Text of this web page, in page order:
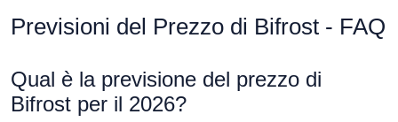
Previsioni del Prezzo di Bifrost - FAQ
Qual è la previsione del prezzo di
Bifrost per il 2026?